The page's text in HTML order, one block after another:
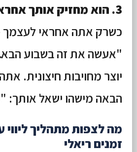
3. הוא מחזיק אותך אחראי
כשרק אתה אחראי לעצמך
"אעשה את זה בשבוע
יוצר מחויבות חיצונית.
הבאה מישהו ישאל אותך:
מה לצפות מתהליך ליווי
זמנים ריאלי